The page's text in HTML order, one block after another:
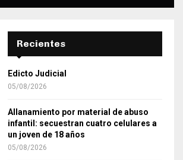
Recientes
Edicto Judicial
05/08/2026
Allanamiento por material de abuso
infantil: secuestran cuatro celulares a
un joven de 18 años
05/08/2026